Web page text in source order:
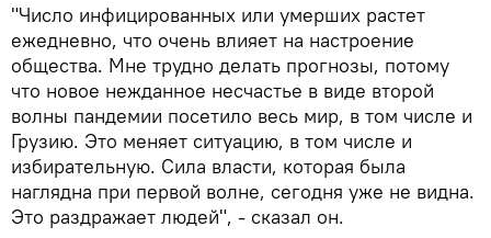
"Число инфицированных или умерших растет
ежедневно, что очень влияет на настроение
общества. Мне трудно делать прогнозы, потому
что новое нежданное несчастье в виде второй
волны пандемии посетило весь мир, в том числе и
Грузию. Это меняет ситуацию, в том числе и
избирательную. Сила власти, которая была
наглядна при первой волне, сегодня уже не видна.
Это раздражает людей", - сказал он.